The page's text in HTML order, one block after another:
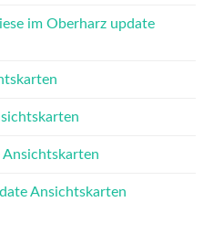
im Oberharz update
Ansichtskarten